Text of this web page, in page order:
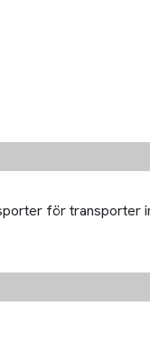
för transporter